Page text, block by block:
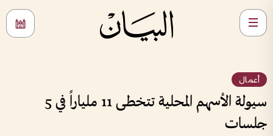
أعمال
سيولة الأسهم المحلية تتخطى 11 ملياراً في 5
جلسات